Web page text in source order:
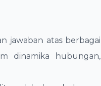
jawaban atas berbagai
dinamika hubungan,